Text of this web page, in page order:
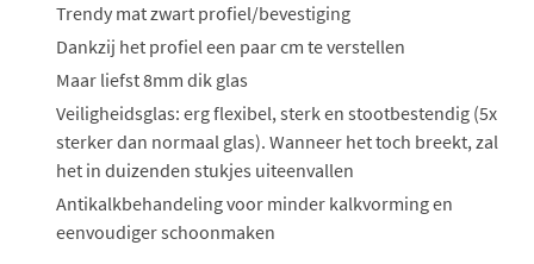
Trendy mat zwart profiel/bevestiging
Dankzij het profiel een paar cm te verstellen
Maar liefst 8mm dik glas
Veiligheidsglas: erg flexibel, sterk en stootbestendig (5x
sterker dan normaal glas). Wanneer het toch breekt, zal
het in duizenden stukjes uiteenvallen
Antikalkbehandeling voor minder kalkvorming en
eenvoudiger schoonmaken